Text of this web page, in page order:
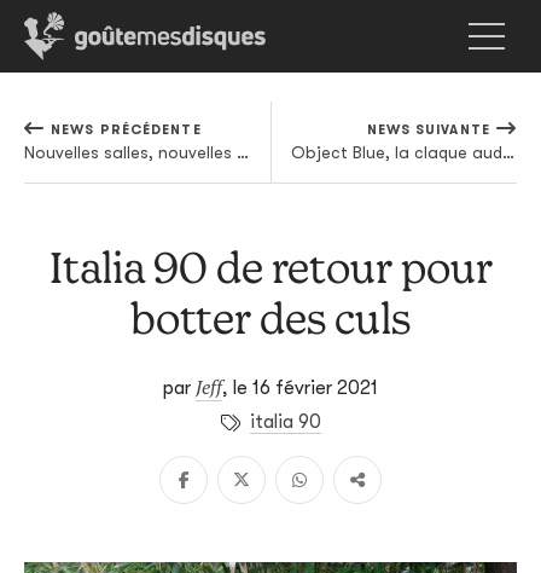
NEWS PRÉCÉDENTE
Nouvelles salles, nouvelles ambiances dans le club virtuel de Danny L Harle
NEWS SUIVANTE
Object Blue, la claque audio-visuelle à venir ?
Italia 90 de retour pour
botter des culs
par Jeff, le 16 février 2021
italia 90